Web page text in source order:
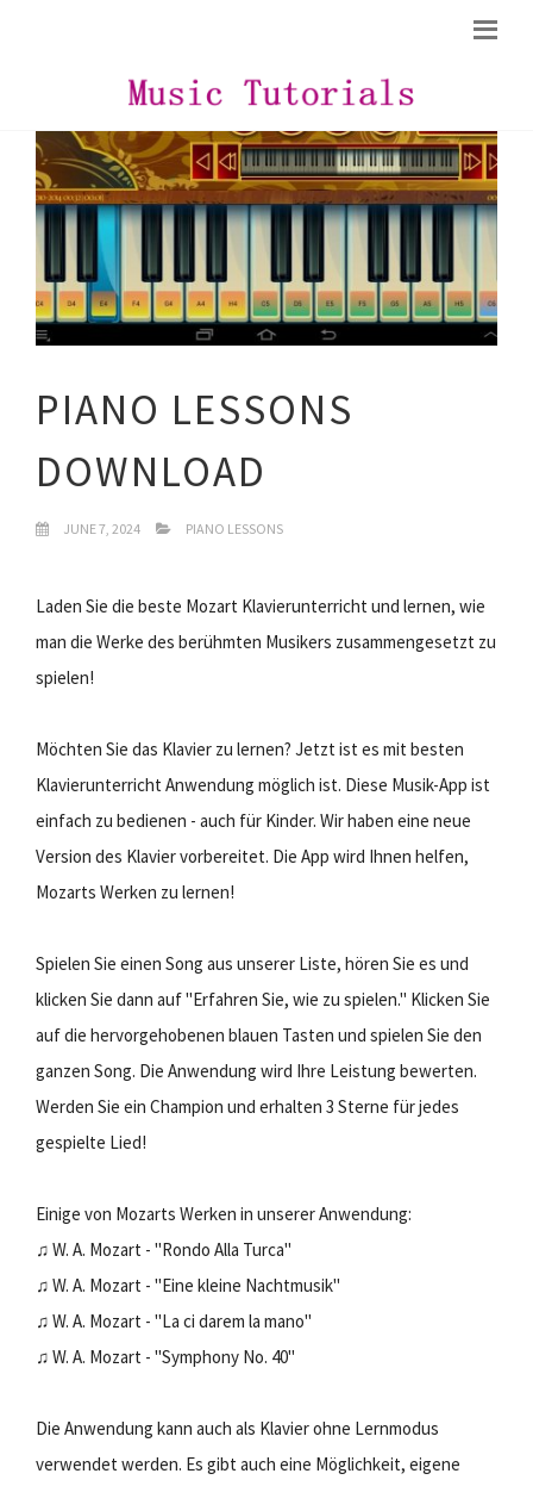
PIANO LESSONS
DOWNLOAD
JUNE 7, 2024 PIANO LESSONS
Laden Sie die beste Mozart Klavierunterricht und lernen, wie
man die Werke des berühmten Musikers zusammengesetzt zu
spielen!
Möchten Sie das Klavier zu lernen? Jetzt ist es mit besten
Klavierunterricht Anwendung möglich ist. Diese Musik-App ist
einfach zu bedienen - auch für Kinder. Wir haben eine neue
Version des Klavier vorbereitet. Die App wird Ihnen helfen,
Mozarts Werken zu lernen!
Spielen Sie einen Song aus unserer Liste, hören Sie es und
klicken Sie dann auf "Erfahren Sie, wie zu spielen." Klicken Sie
auf die hervorgehobenen blauen Tasten und spielen Sie den
ganzen Song. Die Anwendung wird Ihre Leistung bewerten.
Werden Sie ein Champion und erhalten 3 Sterne für jedes
gespielte Lied!
Einige von Mozarts Werken in unserer Anwendung:
♫ W. A. ​​Mozart - "Rondo Alla Turca"
♫ W. A. ​​Mozart - "Eine kleine Nachtmusik"
♫ W. A. ​​Mozart - "La ci darem la mano"
♫ W. A. ​​Mozart - "Symphony No. 40"
Die Anwendung kann auch als Klavier ohne Lernmodus
verwendet werden. Es gibt auch eine Möglichkeit, eigene